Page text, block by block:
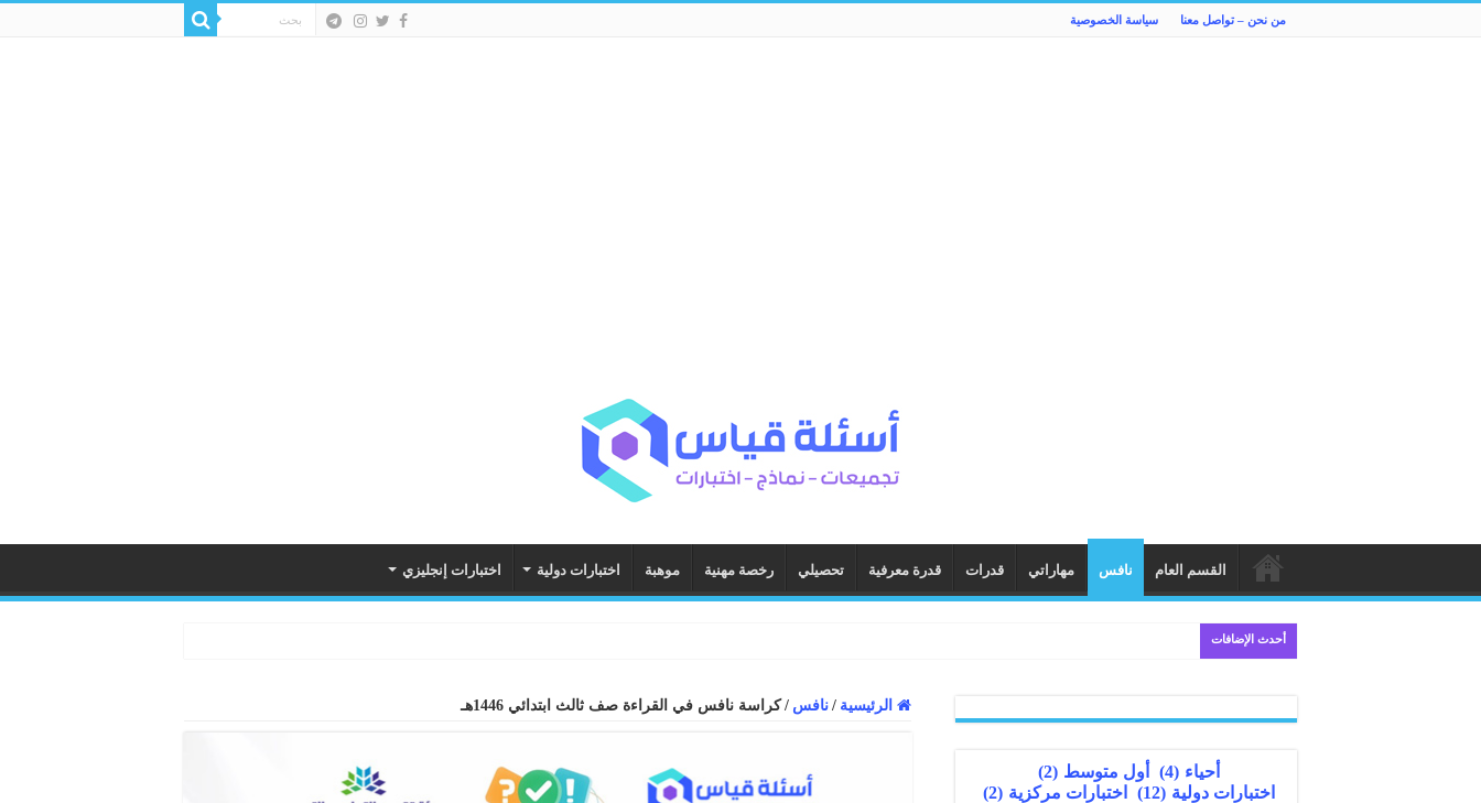
من نحن – تواصل معنا سياسة الخصوصية
القسم العام نافس مهاراتي قدرات قدرة معرفية تحصيلي رخصة مهنية موهبة اختبارات دولية اختبارات إنجليزي
أحدث الإضافات
الرئيسية / نافس / كراسة نافس في القراءة صف ثالث ابتدائي 1446هـ
أحياء (4) أول متوسط (2)
اختبارات دولية (12) اختبارات مركزية (2)